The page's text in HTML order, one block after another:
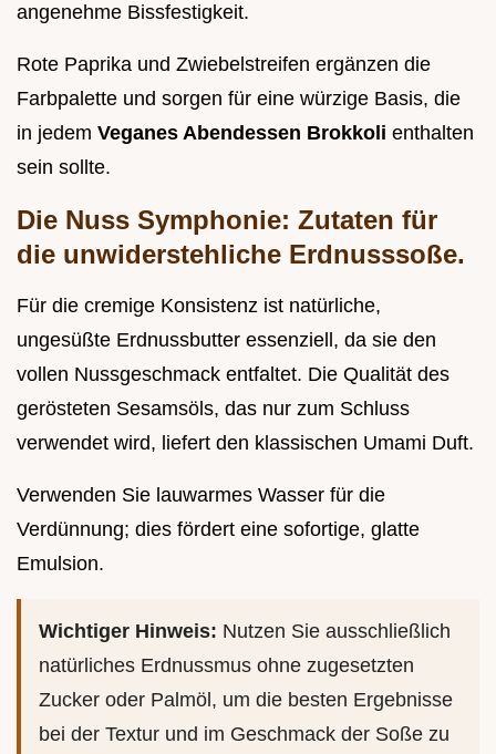
angenehme Bissfestigkeit.
Rote Paprika und Zwiebelstreifen ergänzen die
Farbpalette und sorgen für eine würzige Basis, die
in jedem Veganes Abendessen Brokkoli enthalten
sein sollte.
Die Nuss Symphonie: Zutaten für
die unwiderstehliche Erdnusssoße.
Für die cremige Konsistenz ist natürliche,
ungesüßte Erdnussbutter essenziell, da sie den
vollen Nussgeschmack entfaltet. Die Qualität des
gerösteten Sesamsöls, das nur zum Schluss
verwendet wird, liefert den klassischen Umami Duft.
Verwenden Sie lauwarmes Wasser für die
Verdünnung; dies fördert eine sofortige, glatte
Emulsion.
Wichtiger Hinweis: Nutzen Sie ausschließlich
natürliches Erdnussmus ohne zugesetzten
Zucker oder Palmöl, um die besten Ergebnisse
bei der Textur und im Geschmack der Soße zu